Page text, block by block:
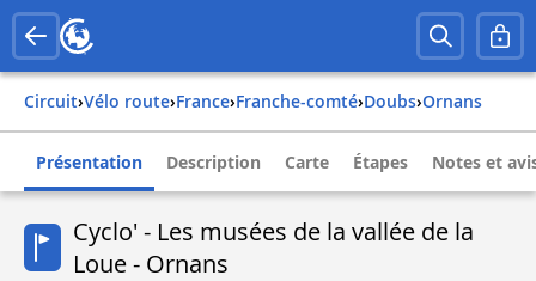
Circuit› Vélo route› france› franche-comté› doubs› ornans
Présentation Description Carte Étapes Notes et
Cyclo' - Les musées de la vallée de la
Loue - Ornans